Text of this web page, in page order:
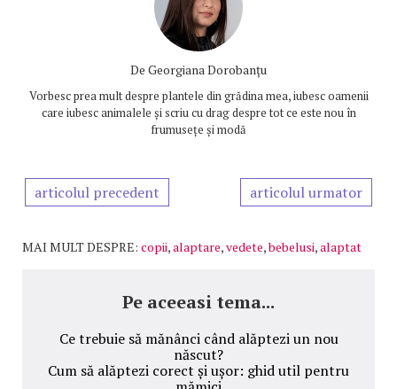
De Georgiana Dorobanțu
Vorbesc prea mult despre plantele din grădina mea, iubesc oamenii
care iubesc animalele și scriu cu drag despre tot ce este nou în
frumusețe și modă
articolul precedent articolul urmator
MAI MULT DESPRE: copii,alaptare,vedete,bebelusi,alaptat
Pe aceeasi tema...
Ce trebuie să mănânci când alăptezi un nou
născut?
Cum să alăptezi corect și ușor: ghid util pentru